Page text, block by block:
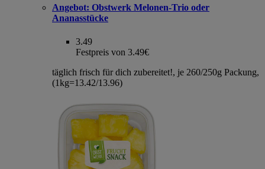
Angebot: Obstwerk Melonen-Trio oder
Ananasstücke
3.49
Festpreis von 3.49€
täglich frisch für dich zubereitet!, je 260/250g Packung,
(1kg=13.42/13.96)